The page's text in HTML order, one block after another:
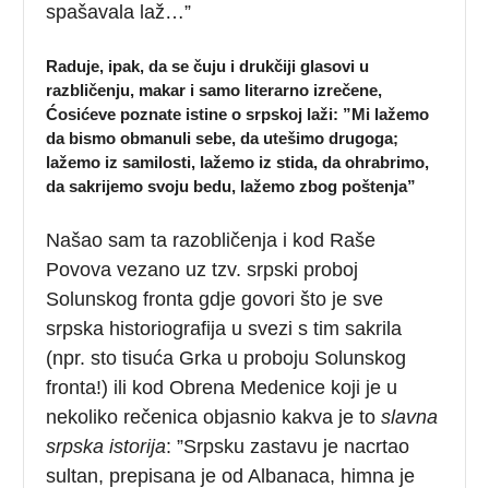
spašavala laž…”
Raduje, ipak, da se čuju i drukčiji glasovi u
razbličenju, makar i samo literarno izrečene,
Ćosićeve poznate istine o srpskoj laži: ”Mi lažemo
da bismo obmanuli sebe,da utešimo drugoga;
lažemo iz samilosti, lažemo iz stida,da ohrabrimo,
da sakrijemo svoju bedu, lažemo zbog poštenja”
Našao sam ta razobličenja i kod Raše
Povova vezano uz tzv. srpski proboj
Solunskog fronta gdje govori što je sve
srpska historiografija u svezi s tim sakrila
(npr. sto tisuća Grka u proboju Solunskog
fronta!) ili kod Obrena Medenice koji je u
nekoliko rečenica objasnio kakva je toslavna
srpska istorija: ”Srpsku zastavu je nacrtao
sultan, prepisana je od Albanaca, himna je